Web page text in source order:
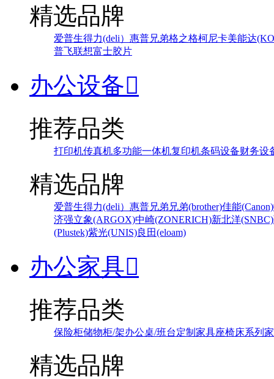
精选品牌
爱普生得力(deli） 惠普兄弟格之格柯尼卡美能达
普飞联想富士胶片
办公设备
推荐品类
打印机传真机多功能一体机复印机条码设备财务设
精选品牌
爱普生得力(deli） 惠普兄弟 兄弟(brother)佳能(Canon)
济强立象(ARGOX)中崎(ZONERICH)新北洋(SNBC)
(Plustek)紫光(UNIS)良田(eloam)
办公家具
推荐品类
保险柜储物柜/架办公桌/班台定制家具座椅床系列
精选品牌